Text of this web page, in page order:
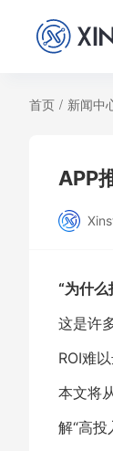
首页 / 新闻中
APP
“为什
这是许
ROI难
本文将
解“高投